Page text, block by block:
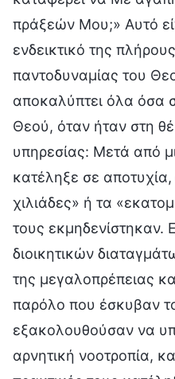
πράξεών Μου;» Αυτό
ενδεικτικό της
παντοδυναμίας του
αποκαλύπτει όλα όσα
Θεού, όταν ήταν στη
υπηρεσίας: Μετά από
κατέληξε σε αποτυχία,
χιλιάδες» ή τα
τους εκμηδενίστηκαν.
διοικητικών
της μεγαλοπρέπειας
παρόλο που έσκυβαν
εξακολουθούσαν να
αρνητική νοοτροπία,